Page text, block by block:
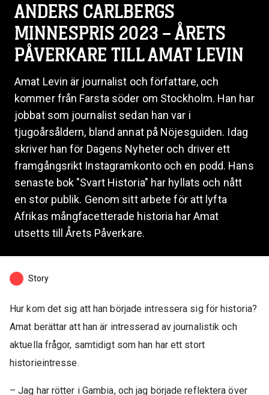
ANDERS CARLBERGS
MINNESPRIS 2023 – ÅRETS
PÅVERKARE TILL AMAT LEVIN
Amat Levin är journalist och författare, och
kommer från Farsta söder om Stockholm. Han har
jobbat som journalist sedan han var i
tjugoårsåldern, bland annat på Nöjesguiden. Idag
skriver han för Dagens Nyheter och driver ett
framgångsrikt Instagramkonto och en podd. Hans
senaste bok "Svart Historia" har hyllats och nått
en stor publik. Genom sitt arbete för att lyfta
Afrikas mångfacetterade historia har Amat
utsetts till Årets Påverkare.
Story
Hur kom det sig att han började intressera sig för historia?
Amat berättar att han är intresserad av journalistik och
aktuella frågor, samtidigt som han har ett stort
historieintresse.
– Jag har rötter i Gambia, och jag började reflektera över